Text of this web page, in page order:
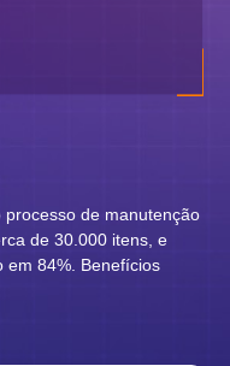
de manutenção
de 30.000 itens, e
em 84%. Benefícios